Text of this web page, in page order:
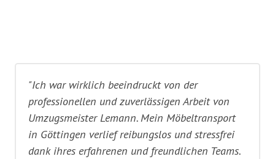
"Ich war wirklich beeindruckt von der
professionellen und zuverlässigen Arbeit von
Umzugsmeister Lemann. Mein Möbeltransport
in Göttingen verlief reibungslos und stressfrei
dank ihres erfahrenen und freundlichen Teams.